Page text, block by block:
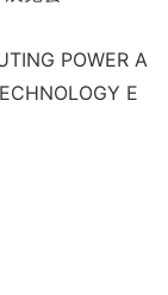
POWER A
E